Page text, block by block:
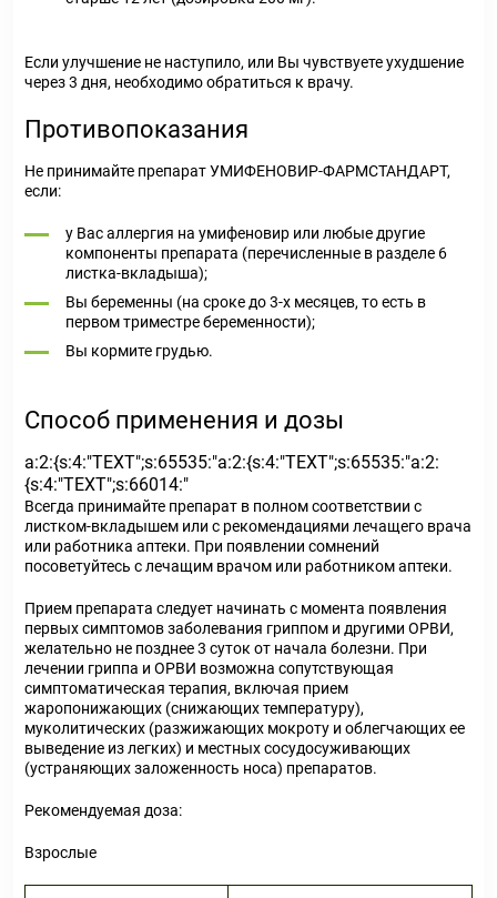
Если улучшение не наступило, или Вы чувствуете ухудшение
через 3 дня, необходимо обратиться к врачу.
Противопоказания
Не принимайте препарат УМИФЕНОВИР-ФАРМСТАНДАРТ,
если:
у Вас аллергия на умифеновир или любые другие
компоненты препарата (перечисленные в разделе 6
листка-вкладыша);
Вы беременны (на сроке до 3-х месяцев, то есть в
первом триместре беременности);
Вы кормите грудью.
Способ применения и дозы
a:2:{s:4:"TEXT";s:65535:"a:2:{s:4:"TEXT";s:65535:"a:2:
{s:4:"TEXT";s:66014:"
Всегда принимайте препарат в полном соответствии с
листком-вкладышем или с рекомендациями лечащего врача
или работника аптеки. При появлении сомнений
посоветуйтесь с лечащим врачом или работником аптеки.
Прием препарата следует начинать с момента появления
первых симптомов заболевания гриппом и другими ОРВИ,
желательно не позднее 3 суток от начала болезни. При
лечении гриппа и ОРВИ возможна сопутствующая
симптоматическая терапия, включая прием
жаропонижающих (снижающих температуру),
муколитических (разжижающих мокроту и облегчающих ее
выведение из легких) и местных сосудосуживающих
(устраняющих заложенность носа) препаратов.
Рекомендуемая доза:
Взрослые